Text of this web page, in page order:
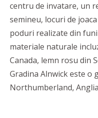
centru de invatare, un
semineu, locuri de
poduri realizate din
materiale naturale
Canada, lemn rosu din
Gradina Alnwick este o
Northumberland,